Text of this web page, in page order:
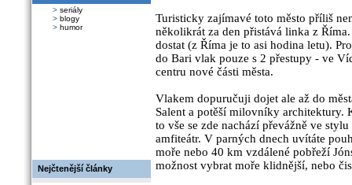
> seriály
> blogy
> humor
Nejčtenější články
Turisticky zajímavé toto město příliš
několikrát za den přistává linka z
dostat (z Říma je to asi hodina letu).
do Bari vlak pouze s 2 přestupy - ve
centru nové části města.
Vlakem dopuručuji dojet ale až do
Salent a potěší milovníky architektury.
to vše se zde nachází převážně ve
amfiteátr. V parných dnech uvítáte
moře nebo 40 km vzdálené pobřeží
možnost vybrat moře klidnější, nebo